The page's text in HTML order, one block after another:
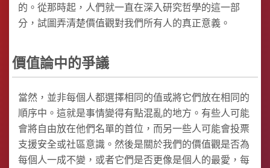
的。從那時起，人們就一直在深入研究哲學的這一部
分，試圖弄清楚價值觀對我們所有人的真正意義。
價值論中的爭議
當然，並非每個人都選擇相同的值或將它們放在相同的
順序中。這就是事情變得有點混亂的地方。有些人可能
會將自由放在他們名單的首位，而另一些人可能會投票
支援安全或社區意識。然後是關於我們的價值觀是否為
每個人一成不變，或者它們是否更像是個人的最愛，每